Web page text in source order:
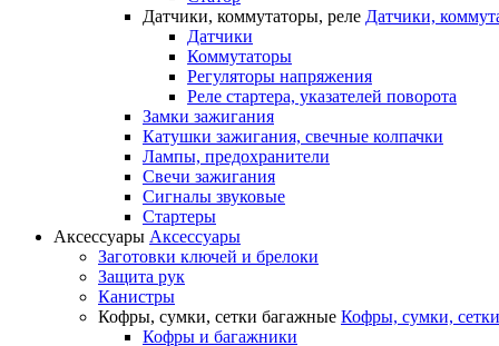
Датчики, коммутаторы, реле Датчики,
Датчики
Коммутаторы
Регуляторы напряжения
Реле стартера, указателей поворота
Замки зажигания
Катушки зажигания, свечные колпачки
Лампы, предохранители
Свечи зажигания
Сигналы звуковые
Стартеры
Аксессуары Аксессуары
Заготовки ключей и брелоки
Защита рук
Канистры
Кофры, сумки, сетки багажные Кофры, сумки,
Кофры и багажники